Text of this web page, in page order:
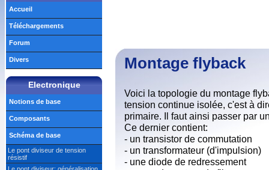
Montage flyback
Voici la topologie du montage
tension continue isolée, c'est à
primaire. Il faut ainsi passer par
Ce dernier contient:
- un transistor de commutation
- un transformateur (d'impulsion)
- une diode de redressement
Accueil
Téléchargements
Forum
Divers
Electronique
Notions de base
Composants
Schéma de base
Le pont diviseur de tension
résistif